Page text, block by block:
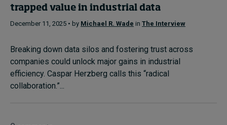
trapped value in industrial data
December 11, 2025 • by Michael R. Wade in The Interview
Breaking down data silos and fostering trust across
companies could unlock major gains in industrial
efficiency. Caspar Herzberg calls this “radical
collaboration.”...